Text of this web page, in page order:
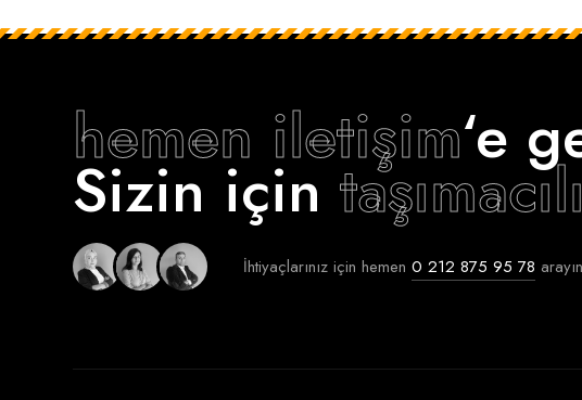
hemen iletişim‘e
Sizin için
İhtiyaçlarınız için hemen0 212 875 95 78